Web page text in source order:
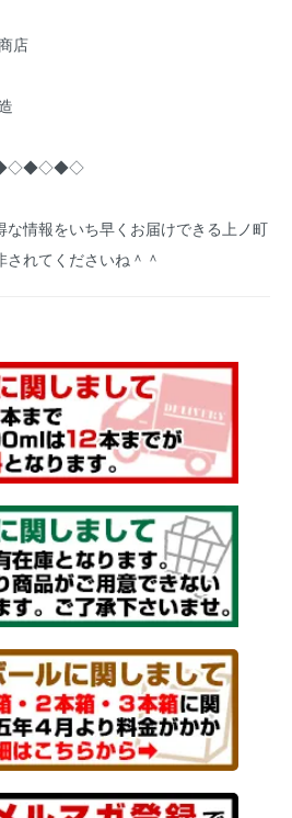
店
な情報をいち早くお届けできる上ノ町
れてくださいね＾＾